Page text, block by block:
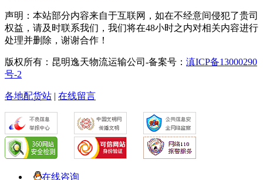
声明：本站部分内容来自于互联网，如在不经意间侵犯了贵司
权益，请及时联系我们，我们将在48小时之内对相关内容进行
处理并删除，谢谢合作！
版权所有：昆明逸天物流运输公司-备案号： 滇ICP备13000290
号-2
各地配货站 | 在线留言
在线咨询